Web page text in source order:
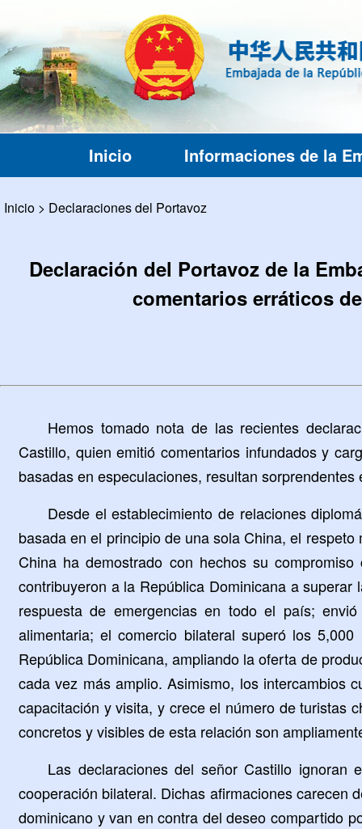
Inicio Informaciones de la
Inicio > Declaraciones del Portavoz
Declaración del Portavoz de la
comentarios erráticos
Hemos tomado nota de las recientes
Castillo, quien emitió comentarios infundados y
basadas en especulaciones, resultan
Desde el establecimiento de relaciones
basada en el principio de una sola China, el
China ha demostrado con hechos su
contribuyeron a la República Dominicana a
respuesta de emergencias en todo el país;
alimentaria; el comercio bilateral superó los
República Dominicana, ampliando la oferta de
cada vez más amplio. Asimismo, los intercambios
capacitación y visita, y crece el número de turistas
concretos y visibles de esta relación son
Las declaraciones del señor Castillo ignoran
cooperación bilateral. Dichas afirmaciones carecen
dominicano y van en contra del deseo compartido